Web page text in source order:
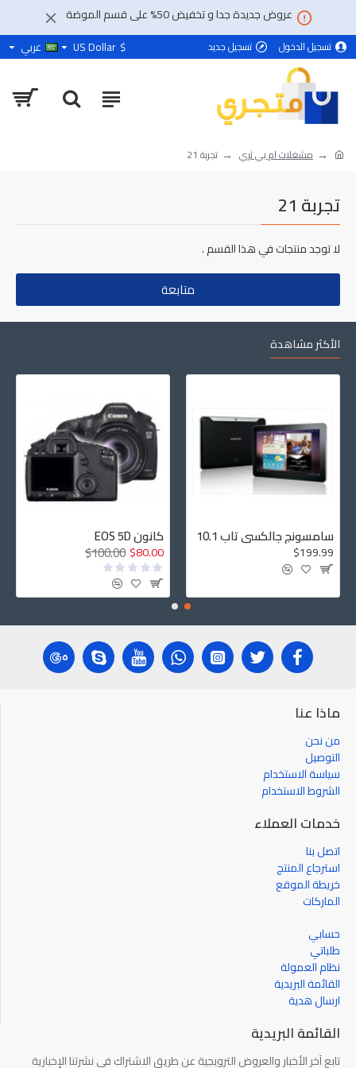
عروض جديدة جدا و تخفيض 50% على قسم الموضة
تسجيل الدخول تسجيل جديد $
US Dollar عربي
مشغلات ام بي ثري تجربة 21
تجربة 21
لا توجد منتجات في هذا القسم .
متابعة
الأكثر مشاهدة
سامسونج جالكسي تاب 10.1
$199.99
كانون EOS 5D
$80.00
$100.00
ماذا عنا
من نحن
التوصيل
سياسة الاستخدام
الشروط الاستخدام
خدمات العملاء
اتصل بنا
استرجاع المنتج
خريطة الموقع
الماركات
حسابي
طلباتي
نظام العمولة
القائمة البريدية
ارسال هدية
القائمة البريدية
تابع آخر الأخبار والعروض الترويجية عن طريق الاشتراك في نشرتنا الإخبارية